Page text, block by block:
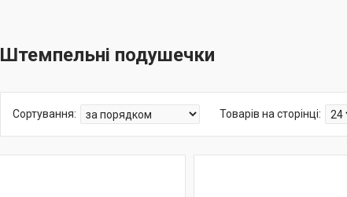
Штемпельні подушечки